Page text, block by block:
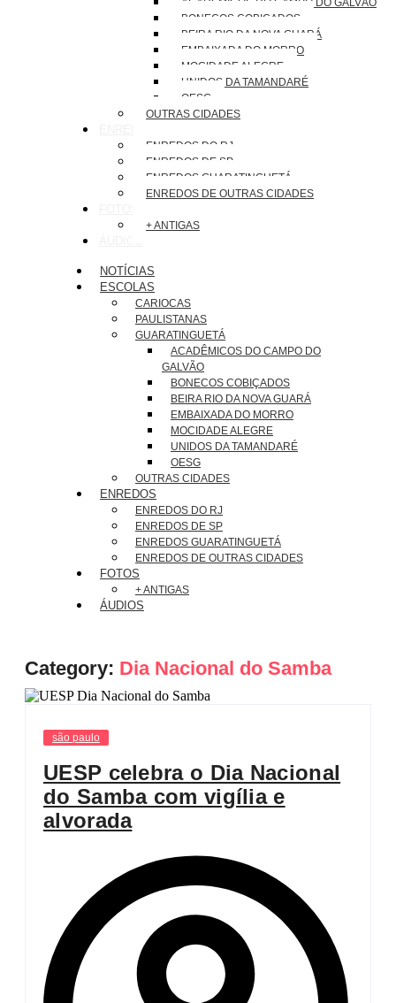
BONECOS COBIÇADOS
BEIRA RIO DA NOVA GUARÁ
EMBAIXADA DO MORRO
MOCIDADE ALEGRE
UNIDOS DA TAMANDARÉ
OESG
OUTRAS CIDADES
ENREDOS DO RJ
ENREDOS DE SP
ENREDOS GUARATINGUETÁ
ENREDOS DE OUTRAS CIDADES
+ ANTIGAS
NOTÍCIAS
ESCOLAS
CARIOCAS
PAULISTANAS
GUARATINGUETÁ
ACADÊMICOS DO CAMPO DO
GALVÃO
BONECOS COBIÇADOS
BEIRA RIO DA NOVA GUARÁ
EMBAIXADA DO MORRO
MOCIDADE ALEGRE
UNIDOS DA TAMANDARÉ
OESG
OUTRAS CIDADES
ENREDOS
ENREDOS DO RJ
ENREDOS DE SP
ENREDOS GUARATINGUETÁ
ENREDOS DE OUTRAS CIDADES
FOTOS
+ ANTIGAS
ÁUDIOS
Category: Dia Nacional do Samba
são paulo
UESP celebra o Dia Nacional
do Samba com vigília e
alvorada